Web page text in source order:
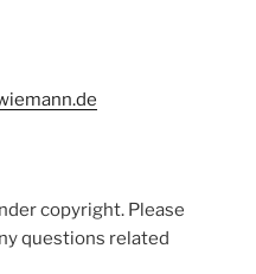
copyright. Please
questions related